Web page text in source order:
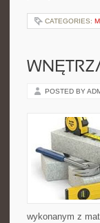
CATEGORIES:
POSTED BY
wykonanym z